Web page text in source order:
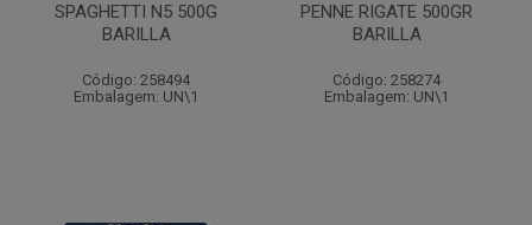
SPAGHETTI N5 500G
BARILLA
Código: 258494
Embalagem: UN\1
PENNE RIGATE 500GR
BARILLA
Código: 258274
Embalagem: UN\1